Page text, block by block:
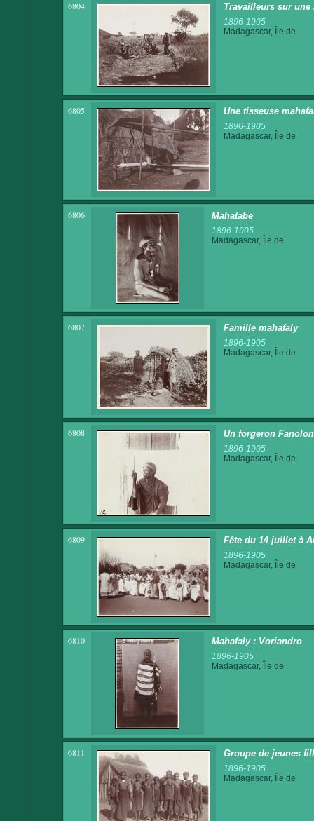
6804 Travailleurs sur une
1896-1905
Madagascar, Île de
6805 Une tisseuse
1896-1905
Madagascar, Île de
6806 Mahatabe
1896-1905
Madagascar, Île de
6807 Famille mahafaly
1896-1905
Madagascar, Île de
6808 Un forgeron
1896-1905
Madagascar, Île de
6809 Fête du 14 juillet à
1896-1905
Madagascar, Île de
6810 Mahafaly : Voriandro
1896-1905
Madagascar, Île de
6811 Groupe de jeunes
1896-1905
Madagascar, Île de